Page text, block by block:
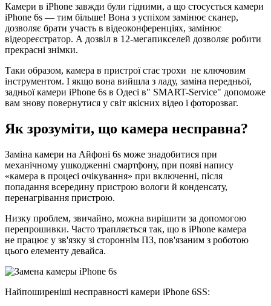
Камери в iPhone завжди були гідними, а що стосується камери
iPhone 6s — тим більше! Вона з успіхом замінює сканер,
дозволяє брати участь в відеоконференціях, замінює
відеореєстратор. А дозвіл в 12-мегапикселей дозволяє робити
прекрасні знімки.
Таки образом, камера в пристрої стає трохи не ключовим
інструментом. І якщо вона вийшла з ладу, заміна передньої,
задньої камери iPhone 6s в Одесі в" SMART-Service" допоможе
вам знову повернутися у світ якісних відео і фоторозваг.
Як зрозуміти, що камера несправна?
Заміна камери на Айфоні 6s може знадобитися при
механічному ушкодженні смартфону, при появі напису
«камера в процесі очікування» при включенні, після
попадання всередину пристрою вологи й конденсату,
перенагрівання пристрою.
Низку проблем, звичайно, можна вирішити за допомогою
перепрошивки. Часто трапляється так, що в iPhone камера
не працює у зв'язку зі стороннім ПЗ, пов'язаним з роботою
цього елементу девайса.
Найпоширеніші несправності камери iPhone 6SS: